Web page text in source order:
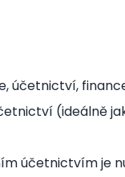
účetnictví,
(ideálně
účetnictvím je